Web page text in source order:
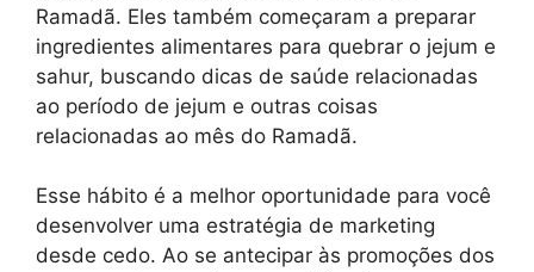
Ramadã. Eles também começaram a preparar
ingredientes alimentares para quebrar o jejum e
sahur, buscando dicas de saúde relacionadas
ao período de jejum e outras coisas
relacionadas ao mês do Ramadã.
Esse hábito é a melhor oportunidade para você
desenvolver uma estratégia de marketing
desde cedo. Ao se antecipar às promoções dos